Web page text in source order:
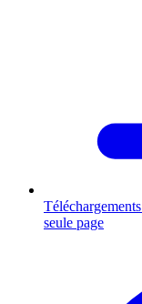
Téléchargements
seule page